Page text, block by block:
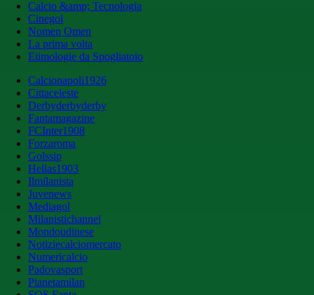
Calcio &amp; Tecnologia
Cinegol
Nomen Omen
La prima volta
Etimologie da Spogliatoio
Calcionapoli1926
Cittaceleste
Derbyderbyderby
Fantamagazine
FCInter1908
Forzaroma
Golssip
Hellas1903
Ilmilanista
Juvenews
Mediagol
Milanistichannel
Mondoudinese
Notiziecalciomercato
Numericalcio
Padovasport
Pianetamilan